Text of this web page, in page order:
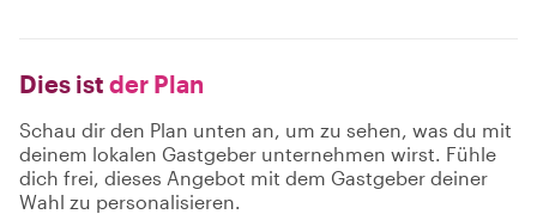
Dies ist der Plan
Schau dir den Plan unten an, um zu sehen, was du mit
deinem lokalen Gastgeber unternehmen wirst. Fühle
dich frei, dieses Angebot mit dem Gastgeber deiner
Wahl zu personalisieren.